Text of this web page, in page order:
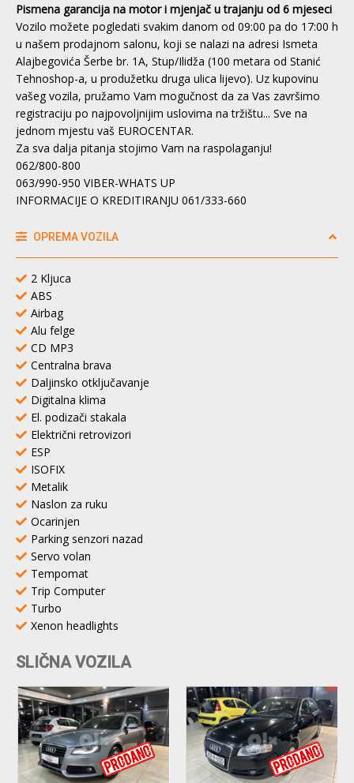
Pismena garancija na motor i mjenjač u trajanju od 6 mjeseci
Vozilo možete pogledati svakim danom od 09:00 pa do 17:00 h
u našem prodajnom salonu, koji se nalazi na adresi Ismeta
Alajbegovića Šerbe br. 1A, Stup/Ilidža (100 metara od Stanić
Tehnoshop-a, u produžetku druga ulica lijevo). Uz kupovinu
vašeg vozila, pružamo Vam mogučnost da za Vas završimo
registraciju po najpovoljnijim uslovima na tržištu... Sve na
jednom mjestu vaš EUROCENTAR.
Za sva dalja pitanja stojimo Vam na raspolaganju!
062/800-800
063/990-950 VIBER-WHATS UP
INFORMACIJE O KREDITIRANJU 061/333-660
OPREMA VOZILA
2 Kljuca
ABS
Airbag
Alu felge
CD MP3
Centralna brava
Daljinsko otključavanje
Digitalna klima
El. podizači stakala
Električni retrovizori
ESP
ISOFIX
Metalik
Naslon za ruku
Ocarinjen
Parking senzori nazad
Servo volan
Tempomat
Trip Computer
Turbo
Xenon headlights
SLIČNA VOZILA